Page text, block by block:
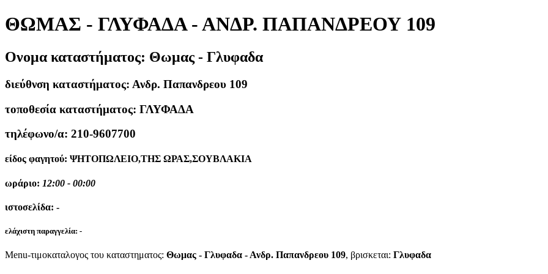
ΘΩΜΑΣ - ΓΛΥΦΑΔΑ - ΑΝΔΡ. ΠΑΠΑΝΔΡΕΟΥ 109
Ονομα καταστήματος: Θωμας - Γλυφαδα
διεύθνση καταστήματος: Ανδρ. Παπανδρεου 109
τοποθεσία καταστήματος: ΓΛΥΦΑΔΑ
τηλέφωνο/α: 210-9607700
είδος φαγητού: ΨΗΤΟΠΩΛΕΙΟ,ΤΗΣ ΩΡΑΣ,ΣΟΥΒΛΑΚΙΑ
ωράριο: 12:00 - 00:00
ιστοσελίδα: -
ελάχιστη παραγγελία: -
Menu-τιμοκαταλογος του καταστηματος: Θωμας - Γλυφαδα - Ανδρ. Παπανδρεου 109, βρισκεται: Γλυφαδα